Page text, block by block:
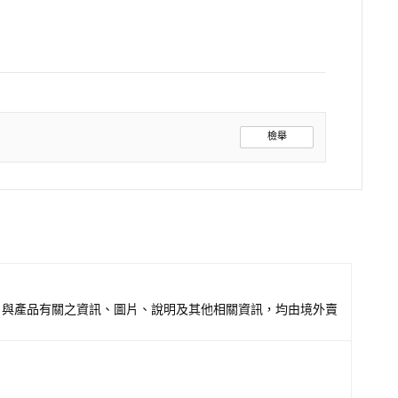
檢舉
產品有關之資訊、圖片、說明及其他相關資訊，均由境外賣